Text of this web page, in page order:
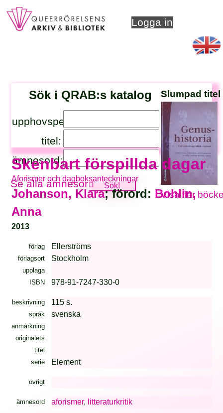
Logga in
Sök i QRAB:s katalog
upphovsperson:
titel:
ämnesord:
Se alla ämnesord
Slumpad titel
Visa fler
Skenbart förspillda dagar
Aforismer och dagboksanteckningar
Johanson, Klara; förord: Bohlin,
Anna
2013
förlag Ellerströms
förlagsort Stockholm
upplaga
ISBN
978-91-7247-330-0
beskrivning 115 s.
språk svenska
anmärkning
originalets
titel
serie
Element
övrigt
ämnesord aforismer, litteraturkritik